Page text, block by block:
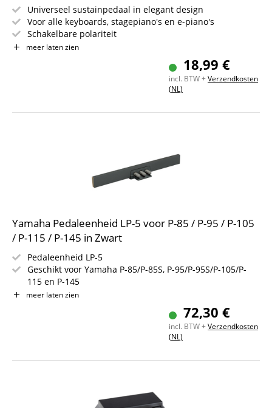
Universeel sustainpedaal in elegant design
Voor alle keyboards, stagepiano's en e-piano's
Schakelbare polariteit
1,6 m lange aansluitsnoer
meer laten zien
18,99 €
incl. BTW +Verzendkosten
(NL)
Yamaha Pedaleenheid LP-5 voor P-85 / P-95 / P-105
/ P-115 / P-145 in Zwart
Pedaleenheid LP-5
Geschikt voor Yamaha P-85/P-85S, P-95/P-95S/P-105/P-
115 en P-145
Kleur: Zwart
meer laten zien
72,30 €
incl. BTW +Verzendkosten
(NL)